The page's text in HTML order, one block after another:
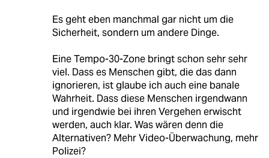
Es geht eben manchmal gar nicht um die
Sicherheit, sondern um andere Dinge.
Eine Tempo-30-Zone bringt schon sehr sehr
viel. Dass es Menschen gibt, die das dann
ignorieren, ist glaube ich auch eine banale
Wahrheit. Dass diese Menschen irgendwann
und irgendwie bei ihren Vergehen erwischt
werden, auch klar. Was wären denn die
Alternativen? Mehr Video-Überwachung, mehr
Polizei?